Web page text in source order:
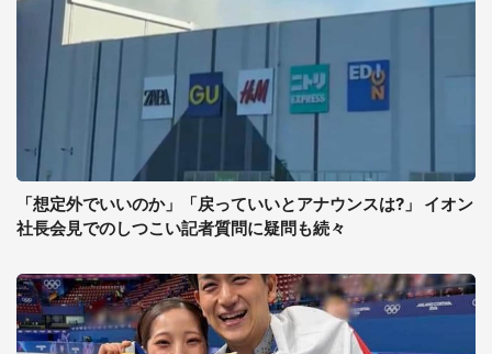
「想定外でいいのか」「戻っていいとアナウンスは?」 イオン
社長会見でのしつこい記者質問に疑問も続々